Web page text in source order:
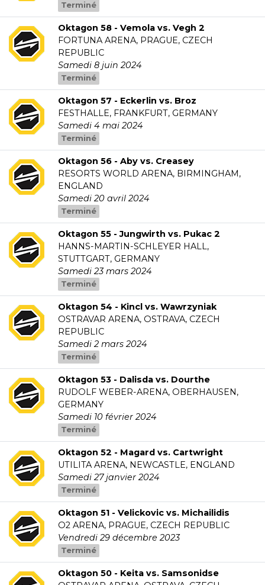
Terminé
Oktagon 58 - Vemola vs. Vegh 2
FORTUNA ARENA, PRAGUE, CZECH
REPUBLIC
Samedi 8 juin 2024
Terminé
Oktagon 57 - Eckerlin vs. Broz
FESTHALLE, FRANKFURT, GERMANY
Samedi 4 mai 2024
Terminé
Oktagon 56 - Aby vs. Creasey
RESORTS WORLD ARENA, BIRMINGHAM,
ENGLAND
Samedi 20 avril 2024
Terminé
Oktagon 55 - Jungwirth vs. Pukac 2
HANNS-MARTIN-SCHLEYER HALL,
STUTTGART, GERMANY
Samedi 23 mars 2024
Terminé
Oktagon 54 - Kincl vs. Wawrzyniak
OSTRAVAR ARENA, OSTRAVA, CZECH
REPUBLIC
Samedi 2 mars 2024
Terminé
Oktagon 53 - Dalisda vs. Dourthe
RUDOLF WEBER-ARENA, OBERHAUSEN,
GERMANY
Samedi 10 février 2024
Terminé
Oktagon 52 - Magard vs. Cartwright
UTILITA ARENA, NEWCASTLE, ENGLAND
Samedi 27 janvier 2024
Terminé
Oktagon 51 - Velickovic vs. Michailidis
O2 ARENA, PRAGUE, CZECH REPUBLIC
Vendredi 29 décembre 2023
Terminé
Oktagon 50 - Keita vs. Samsonidse